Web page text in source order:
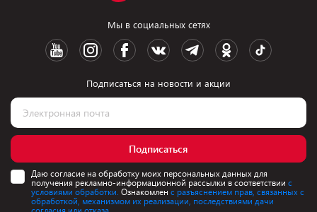
Мы в социальных сетях
Подписаться на новости и акции
Подписаться
Даю согласие на обработку моих персональных данных для
получения рекламно-информационной рассылки в соответствии с
условиями обработки. Ознакомлен с разъяснением прав, связанных с
обработкой, механизмом их реализации, последствиями дачи